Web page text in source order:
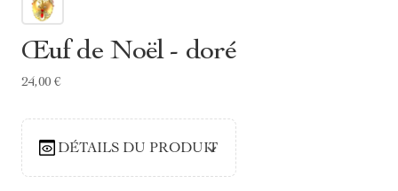
Œuf de Noël - doré
24,00 €
DÉTAILS DU PRODUIT